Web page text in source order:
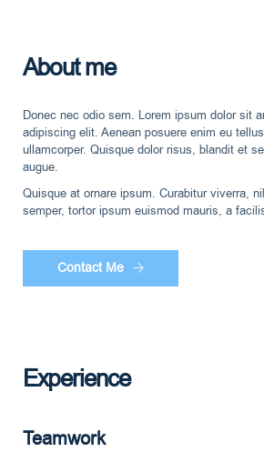
About me
Donec nec odio sem. Lorem ipsum dolor sit
adipiscing elit. Aenean posuere enim eu
ullamcorper. Quisque dolor risus, blandit et
augue.
Quisque at ornare ipsum. Curabitur viverra,
semper, tortor ipsum euismod mauris, a
Contact Me
Experience
Teamwork